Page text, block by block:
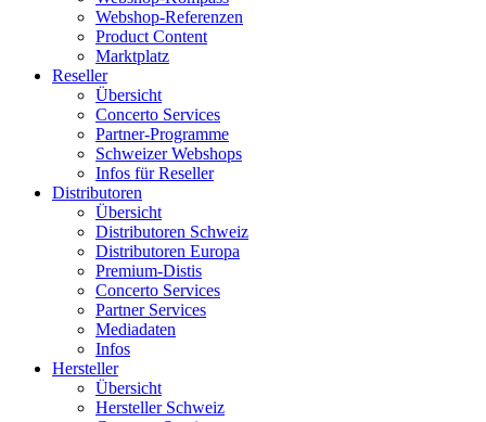
Webshop-Referenzen
Product Content
Marktplatz
Reseller
Übersicht
Concerto Services
Partner-Programme
Schweizer Webshops
Infos für Reseller
Distributoren
Übersicht
Distributoren Schweiz
Distributoren Europa
Premium-Distis
Concerto Services
Partner Services
Mediadaten
Infos
Hersteller
Übersicht
Hersteller Schweiz